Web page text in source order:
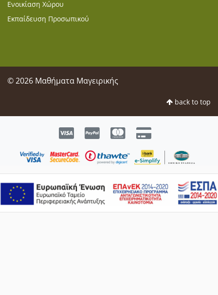
Ενοικίαση Χώρου
Εκπαίδευση Προσωπικού
© 2026 Μαθήματα Μαγειρικής
back to top